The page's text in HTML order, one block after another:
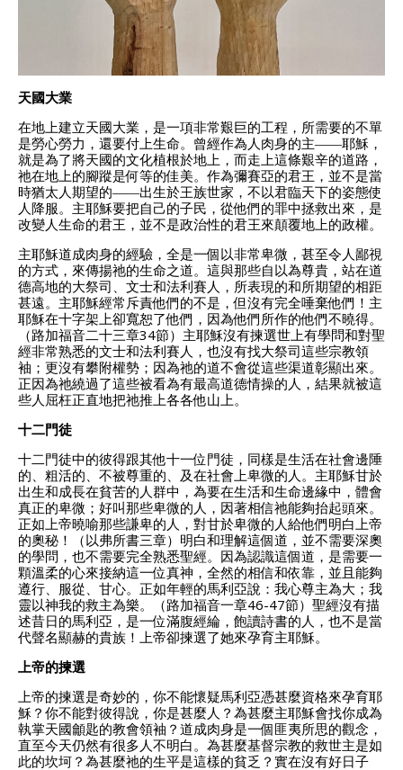
天國大業
在地上建立天國大業，是一項非常艱巨的工程，所需要的不單
是勞心勞力，還要付上生命。曾經作為人肉身的主――耶穌，
就是為了將天國的文化植根於地上，而走上這條艱辛的道路，
祂在地上的腳蹤是何等的佳美。作為彌賽亞的君王，並不是當
時猶太人期望的――出生於王族世家，不以君臨天下的姿態使
人降服。主耶穌要把自己的子民，從他們的罪中拯救出來，是
改變人生命的君王，並不是政治性的君王來顛覆地上的政權。
主耶穌道成肉身的經驗，全是一個以非常卑微，甚至令人鄙視
的方式，來傳揚祂的生命之道。這與那些自以為尊貴，站在道
德高地的大祭司、文士和法利賽人，所表現的和所期望的相距
甚遠。主耶穌經常斥責他們的不是，但沒有完全唾棄他們！主
耶穌在十字架上卻寬恕了他們，因為他們所作的他們不曉得。
（路加福音二十三章34節）主耶穌沒有揀選世上有學問和對聖
經非常熟悉的文士和法利賽人，也沒有找大祭司這些宗教領
袖；更沒有攀附權勢；因為祂的道不會從這些渠道彰顯出來。
正因為祂繞過了這些被看為有最高道德情操的人，結果就被這
些人屈枉正直地把祂推上各各他山上。
十二門徒
十二門徒中的彼得跟其他十一位門徒，同樣是生活在社會邊陲
的、粗活的、不被尊重的、及在社會上卑微的人。主耶穌甘於
出生和成長在貧苦的人群中，為要在生活和生命邊緣中，體會
真正的卑微；好叫那些卑微的人，因著相信祂能夠抬起頭來。
正如上帝曉喻那些謙卑的人，對甘於卑微的人給他們明白上帝
的奧秘！（以弗所書三章）明白和理解這個道，並不需要深奧
的學問，也不需要完全熟悉聖經。因為認識這個道，是需要一
顆溫柔的心來接納這一位真神，全然的相信和依靠，並且能夠
遵行、服從、甘心。正如年輕的馬利亞說：我心尊主為大；我
靈以神我的救主為樂。（路加福音一章46-47節）聖經沒有描
述昔日的馬利亞，是一位滿腹經綸，飽讀詩書的人，也不是當
代聲名顯赫的貴族！上帝卻揀選了她來孕育主耶穌。
上帝的揀選
上帝的揀選是奇妙的，你不能懷疑馬利亞憑甚麼資格來孕育耶
穌？你不能對彼得說，你是甚麼人？為甚麼主耶穌會找你成為
執掌天國龥匙的教會領袖？道成肉身是一個匪夷所思的觀念，
直至今天仍然有很多人不明白。為甚麼基督宗教的救世主是如
此的坎坷？為甚麼祂的生平是這樣的貧乏？實在沒有好日子